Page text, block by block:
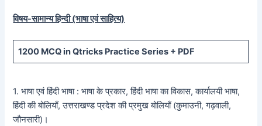
विषय-सामान्य हिन्दी (भाषा एवं साहित्य)
1200 MCQ in Qtricks Practice Series + PDF
1. भाषा एवं हिंदी भाषा : भाषा के प्रकार, हिंदी भाषा का विकास, कार्यालयी भाषा,
हिंदी की बोलियाँ, उत्तराखण्ड प्रदेश की प्रमुख बोलियाँ (कुमाउनी, गढ़वाली,
जौनसारी)।